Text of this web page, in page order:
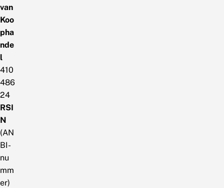
van
Koo
pha
nde
l
410
486
24
RSI
N
(AN
BI-
nu
mm
er)